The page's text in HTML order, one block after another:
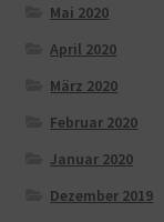
Mai 2020
April 2020
März 2020
Februar 2020
Januar 2020
Dezember 2019